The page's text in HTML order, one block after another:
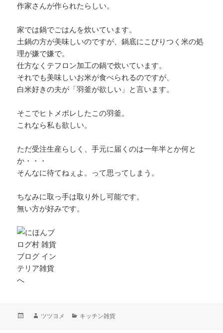
作家さんが作られたらしい。
家では鍋でごはんを炊いています。
土鍋の方が美味しいのですが、鍋底にこびりつく米の処
理が嫌で嫌で。
仕方なくテフロン加工の鍋で炊いています。
それでも美味しいお米が食べられるのですが、
白米好きの夫が「羽釜が欲しい」と言います。
そこでヒトメボレしたこの羽釜。
これなら私も欲しい。
ただ受注生産らしく、手元に届くのは一年半とか何と
か・・・
そんなに待てねぇよ。って思ってしまう。
ちなみに取っ手は取り外し可能です。
無い方が好みです。
作
ツツヨメ
カ
キッチン雑貨